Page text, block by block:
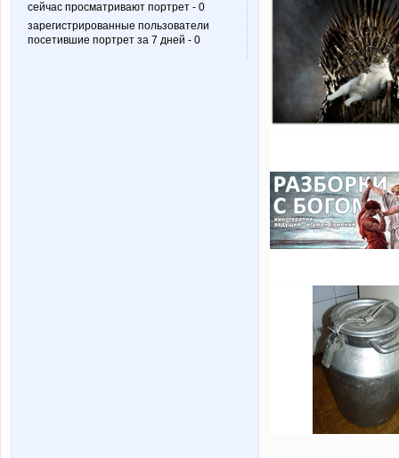
сейчас просматривают портрет - 0
зарегистрированные пользователи
посетившие портрет за 7 дней - 0